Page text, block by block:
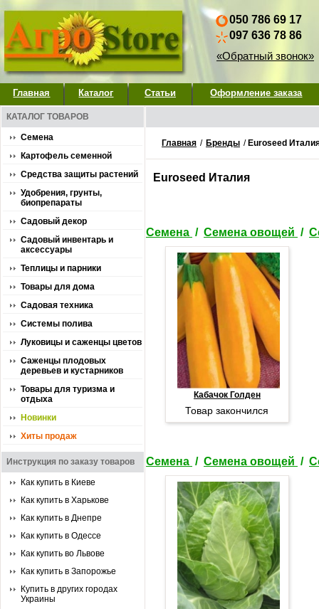
050 786 69 17
097 636 78 86
«Обратный звонок»
Главная Каталог Статьи Оформление заказа
КАТАЛОГ ТОВАРОВ
Семена
Картофель семенной
Средства защиты растений
Удобрения, грунты,
биопрепараты
Садовый декор
Садовый инвентарь и
аксессуары
Теплицы и парники
Товары для дома
Садовая техника
Системы полива
Луковицы и саженцы цветов
Саженцы плодовых
деревьев и кустарников
Товары для туризма и
отдыха
Новинки
Хиты продаж
Инструкция по заказу товаров
Как купить в Киеве
Как купить в Харькове
Как купить в Днепре
Как купить в Одессе
Как купить во Львове
Как купить в Запорожье
Купить в других городах
Украины
Главная / Бренды / Euroseed
Euroseed Италия
Семена / Семена овощей /
Кабачок Голден
Товар закончился
Семена / Семена овощей /